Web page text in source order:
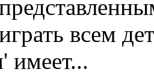
всем
имеет...